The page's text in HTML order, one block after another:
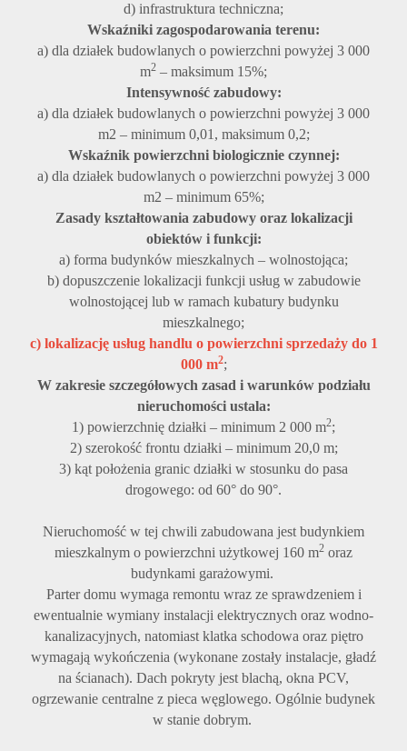
d) infrastruktura techniczna;
Wskaźniki zagospodarowania terenu:
a) dla działek budowlanych o powierzchni powyżej 3 000
m2 – maksimum 15%;
Intensywność zabudowy:
a) dla działek budowlanych o powierzchni powyżej 3 000
m2 – minimum 0,01, maksimum 0,2;
Wskaźnik powierzchni biologicznie czynnej:
a) dla działek budowlanych o powierzchni powyżej 3 000
m2 – minimum 65%;
Zasady kształtowania zabudowy oraz lokalizacji
obiektów i funkcji:
a) forma budynków mieszkalnych – wolnostojąca;
b) dopuszczenie lokalizacji funkcji usług w zabudowie
wolnostojącej lub w ramach kubatury budynku
mieszkalnego;
c) lokalizację usług handlu o powierzchni sprzedaży do 1
000 m2;
W zakresie szczegółowych zasad i warunków podziału
nieruchomości ustala:
1) powierzchnię działki – minimum 2 000 m2;
2) szerokość frontu działki – minimum 20,0 m;
3) kąt położenia granic działki w stosunku do pasa
drogowego: od 60° do 90°.
Nieruchomość w tej chwili zabudowana jest budynkiem
mieszkalnym o powierzchni użytkowej 160 m2 oraz
budynkami garażowymi.
Parter domu wymaga remontu wraz ze sprawdzeniem i
ewentualnie wymiany instalacji elektrycznych oraz wodno-
kanalizacyjnych, natomiast klatka schodowa oraz piętro
wymagają wykończenia (wykonane zostały instalacje, gładź
na ścianach). Dach pokryty jest blachą, okna PCV,
ogrzewanie centralne z pieca węglowego. Ogólnie budynek
w stanie dobrym.